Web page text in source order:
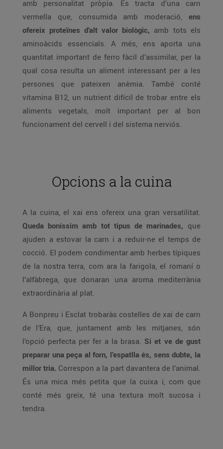
amb personalitat pròpia. Es tracta d’una carn
vermella que, consumida amb moderació, ens
ofereix proteïnes d’alt valor biològic, amb tots els
aminoàcids essencials. A més, ens aporta una
quantitat important de ferro fàcil d’assimilar, per la
qual cosa resulta un aliment interessant per a les
persones que pateixen anèmia. També conté
vitamina B12, un nutrient difícil de trobar entre els
aliments vegetals, molt important per al bon
funcionament del cervell i del sistema nerviós.
Opcions a la cuina
A la cuina, el xai ens ofereix una gran versatilitat.
Queda boníssim amb tot tipus de marinades, que
ajuden a estovar la carn i a reduir-ne el temps de
cocció. El podem condimentar amb herbes típiques
de la nostra terra, com ara la farigola, el romaní o
l’alfàbrega, que donaran una aroma mediterrània
extraordinària al plat.
A Bonpreu i Esclat trobaràs costelles de xai de carn
de l’Era, que, juntament amb les mitjanes, són
l’opció perfecta per fer a la brasa. Si et ve de gust
preparar una peça al forn, l’espatlla és, sens dubte, la
millor tria. Correspon a la part davantera de l’animal.
És una mica més petita que la cuixa i, com que
conté més greix, té una textura molt sucosa i
tendra.